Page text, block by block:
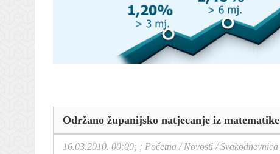
Održano županijsko natjecanje iz matematike
16.03.2010. 00:00; ; Početna /Novosti /Svakodnevnica